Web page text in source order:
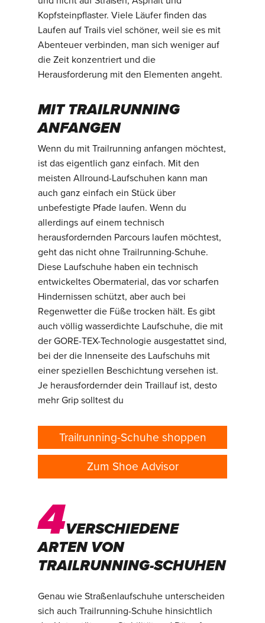
Kopfsteinpflaster. Viele Läufer finden das
Laufen auf Trails viel schöner, weil sie es mit
Abenteuer verbinden, man sich weniger auf
die Zeit konzentriert und die
Herausforderung mit den Elementen angeht.
MIT TRAILRUNNING
ANFANGEN
Wenn du mit Trailrunning anfangen möchtest,
ist das eigentlich ganz einfach. Mit den
meisten Allround-Laufschuhen kann man
auch ganz einfach ein Stück über
unbefestigte Pfade laufen. Wenn du
allerdings auf einem technisch
herausfordernden Parcours laufen möchtest,
geht das nicht ohne Trailrunning-Schuhe.
Diese Laufschuhe haben ein technisch
entwickeltes Obermaterial, das vor scharfen
Hindernissen schützt, aber auch bei
Regenwetter die Füße trocken hält. Es gibt
auch völlig wasserdichte Laufschuhe, die mit
der GORE-TEX-Technologie ausgestattet sind,
bei der die Innenseite des Laufschuhs mit
einer speziellen Beschichtung versehen ist.
Je herausfordernder dein Traillauf ist, desto
mehr Grip solltest du
Trailrunning-Schuhe shoppen
Zum Shoe Advisor
4VERSCHIEDENE
ARTEN VON
TRAILRUNNING-SCHUHEN
Genau wie Straßenlaufschuhe unterscheiden
sich auch Trailrunning-Schuhe hinsichtlich